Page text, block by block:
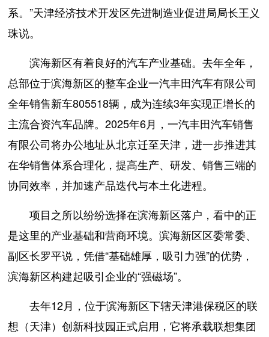
系。”天津经济技术开发区先进制造业促进局局长王义
珠说。
滨海新区有着良好的汽车产业基础。去年全年，
总部位于滨海新区的整车企业一汽丰田汽车有限公司
全年销售新车805518辆，成为连续3年实现正增长的
主流合资汽车品牌。2025年6月，一汽丰田汽车销售
有限公司将办公地址从北京迁至天津，进一步推进其
在华销售体系合理化，提高生产、研发、销售三端的
协同效率，并加速产品迭代与本土化进程。
项目之所以纷纷选择在滨海新区落户，看中的正
是这里的产业基础和营商环境。滨海新区区委常委、
副区长罗平说，凭借“基础雄厚，吸引力强”的优势，
滨海新区构建起吸引企业的“强磁场”。
去年12月，位于滨海新区下辖天津港保税区的联
想（天津）创新科技园正式启用，它将承载联想集团